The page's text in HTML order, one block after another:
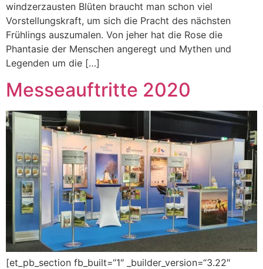
windzerzausten Blüten braucht man schon viel
Vorstellungskraft, um sich die Pracht des nächsten
Frühlings auszumalen. Von jeher hat die Rose die
Phantasie der Menschen angeregt und Mythen und
Legenden um die […]
Messeauftritte 2020
[et_pb_section fb_built=“1″ _builder_version=“3.22″